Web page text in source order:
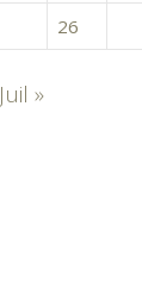
26
Juil »